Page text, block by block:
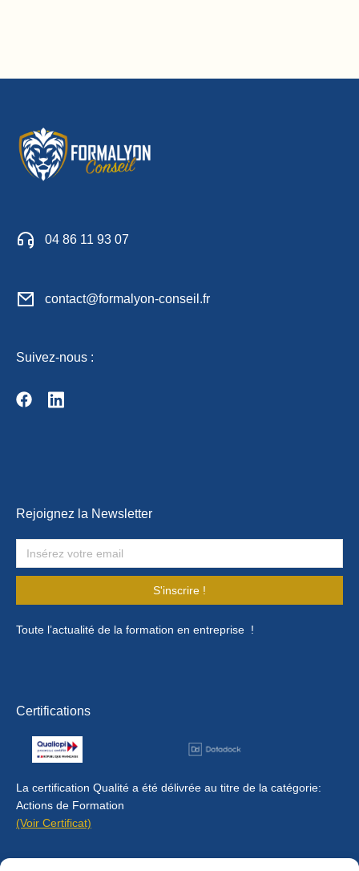
04 86 11 93 07
contact@formalyon-conseil.fr
Suivez-nous :
Rejoignez la Newsletter
S'inscrire !
Toute l’actualité de la formation en entreprise !
Certifications
La certification Qualité a été délivrée au titre de la catégorie:
Actions de Formation
(Voir Certificat)